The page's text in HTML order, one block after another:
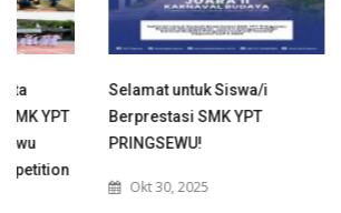
Selamat untuk Siswa/i
Berprestasi SMK YPT
PRINGSEWU!
Okt 30, 2025
Dinas